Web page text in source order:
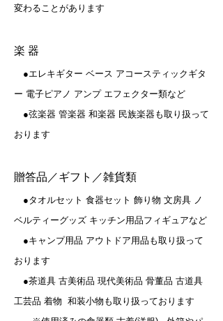
変わることがあります
楽 器
●エレキギター ベース アコースティックギタ
ー 電子ピアノ アンプ エフェクター類など
●弦楽器 管楽器 和楽器 民族楽器も取り扱って
おります
贈答品／ギフト／雑貨類
●タオルセット 食器セット 飾り物 文房具 ノ
ベルティーグッズ キッチン用品フィギュアなど
●キャンプ用品 アウトドア用品も取り扱って
おります
●茶道具 古美術品 現代美術品 骨董品 古道具
工芸品 着物 和装小物も取り扱っております